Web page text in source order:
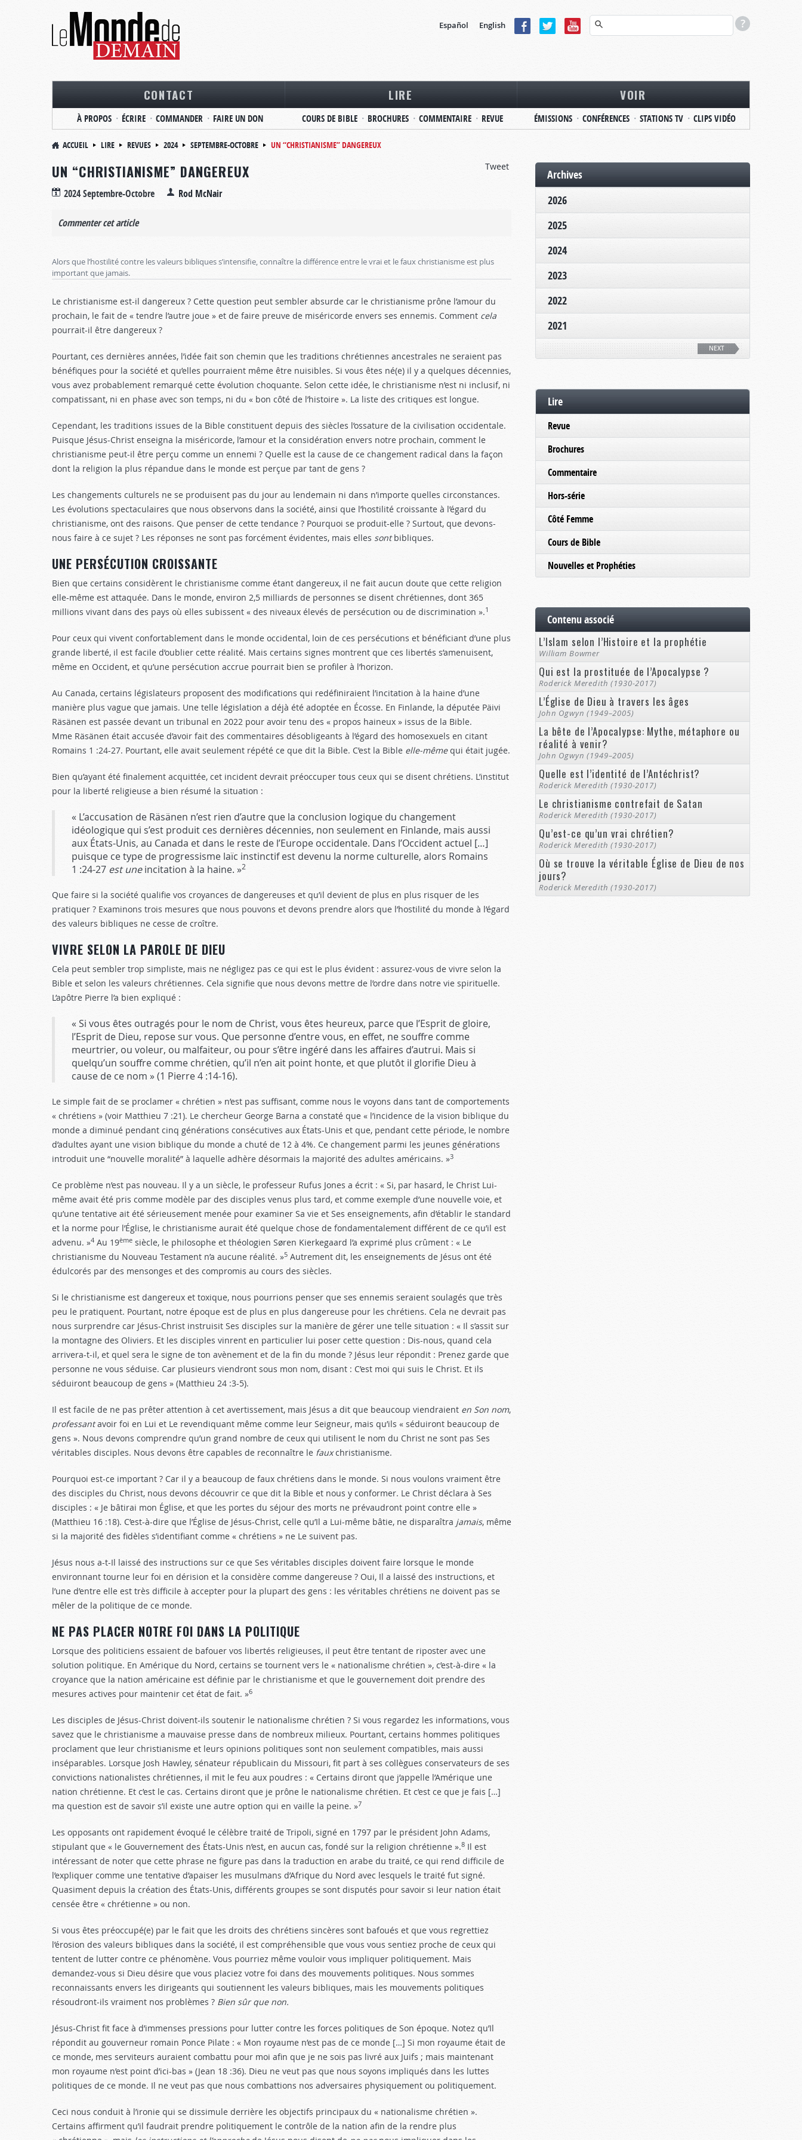
Español English
CONTACT
À PROPOS ÉCRIRE COMMANDER FAIRE UN DON
LIRE
COURS DE BIBLE BROCHURES COMMENTAIRE REVUE
VOIR
ÉMISSIONS CONFÉRENCES STATIONS TV CLIPS VIDÉO
ACCUEIL LIRE REVUES 2024 SEPTEMBRE-OCTOBRE
UN “CHRISTIANISME” DANGEREUX
Tweet
UN “CHRISTIANISME” DANGEREUX
2024 Septembre-Octobre Rod McNair
Commenter cet article
Alors que l’hostilité contre les valeurs bibliques s’intensifie, connaître la différence entre le vrai et le faux christianisme est plus
important que jamais.
Le christianisme est-il dangereux ? Cette question peut sembler absurde car le christianisme prône l’amour du
prochain, le fait de « tendre l’autre joue » et de faire preuve de miséricorde envers ses ennemis. Comment cela
pourrait-il être dangereux ?
Pourtant, ces dernières années, l’idée fait son chemin que les traditions chrétiennes ancestrales ne seraient pas
bénéfiques pour la société et qu’elles pourraient même être nuisibles. Si vous êtes né(e) il y a quelques décennies,
vous avez probablement remarqué cette évolution choquante. Selon cette idée, le christianisme n’est ni inclusif, ni
compatissant, ni en phase avec son temps, ni du « bon côté de l’histoire ». La liste des critiques est longue.
Cependant, les traditions issues de la Bible constituent depuis des siècles l’ossature de la civilisation occidentale.
Puisque Jésus-Christ enseigna la miséricorde, l’amour et la considération envers notre prochain, comment le
christianisme peut-il être perçu comme un ennemi ? Quelle est la cause de ce changement radical dans la façon
dont la religion la plus répandue dans le monde est perçue par tant de gens ?
Les changements culturels ne se produisent pas du jour au lendemain ni dans n’importe quelles circonstances.
Les évolutions spectaculaires que nous observons dans la société, ainsi que l’hostilité croissante à l’égard du
christianisme, ont des raisons. Que penser de cette tendance ? Pourquoi se produit-elle ? Surtout, que devons-
nous faire à ce sujet ? Les réponses ne sont pas forcément évidentes, mais elles sontbibliques.
UNE PERSÉCUTION CROISSANTE
Bien que certains considèrent le christianisme comme étant dangereux, il ne fait aucun doute que cette religion
elle-même est attaquée. Dans le monde, environ 2,5 milliards de personnes se disent chrétiennes, dont 365
millions vivant dans des pays où elles subissent « des niveaux élevés de persécution ou de discrimination ».1
Pour ceux qui vivent confortablement dans le monde occidental, loin de ces persécutions et bénéficiant d’une plus
grande liberté, il est facile d’oublier cette réalité. Mais certains signes montrent que ces libertés s’amenuisent,
même en Occident, et qu’une persécution accrue pourrait bien se profiler à l’horizon.
Au Canada, certains législateurs proposent des modifications qui redéfiniraient l’incitation à la haine d’une
manière plus vague que jamais. Une telle législation a déjà été adoptée en Écosse. En Finlande, la députée Päivi
Räsänen est passée devant un tribunal en 2022 pour avoir tenu des « propos haineux » issus de la Bible.
Mme Räsänen était accusée d’avoir fait des commentaires désobligeants à l’égard des homosexuels en citant
Romains 1 :24-27. Pourtant, elle avait seulement répété ce que dit la Bible. C’est la Bible elle-mêmequi était jugée.
Bien qu’ayant été finalement acquittée, cet incident devrait préoccuper tous ceux qui se disent chrétiens. L’institut
pour la liberté religieuse a bien résumé la situation :
« L’accusation de Räsänen n’est rien d’autre que la conclusion logique du changement
idéologique qui s’est produit ces dernières décennies, non seulement en Finlande, mais aussi
aux États-Unis, au Canada et dans le reste de l’Europe occidentale. Dans l’Occident actuel […]
puisque ce type de progressisme laïc instinctif est devenu la norme culturelle, alors Romains
1 :24-27 est uneincitation à la haine. »2
Que faire si la société qualifie vos croyances de dangereuses et qu’il devient de plus en plus risquer de les
pratiquer ? Examinons trois mesures que nous pouvons et devons prendre alors que l’hostilité du monde à l’égard
des valeurs bibliques ne cesse de croître.
VIVRE SELON LA PAROLE DE DIEU
Cela peut sembler trop simpliste, mais ne négligez pas ce qui est le plus évident : assurez-vous de vivre selon la
Bible et selon les valeurs chrétiennes. Cela signifie que nous devons mettre de l’ordre dans notre vie spirituelle.
L’apôtre Pierre l’a bien expliqué :
« Si vous êtes outragés pour le nom de Christ, vous êtes heureux, parce que l’Esprit de gloire,
l’Esprit de Dieu, repose sur vous. Que personne d’entre vous, en effet, ne souffre comme
meurtrier, ou voleur, ou malfaiteur, ou pour s’être ingéré dans les affaires d’autrui. Mais si
quelqu’un souffre comme chrétien, qu’il n’en ait point honte, et que plutôt il glorifie Dieu à
cause de ce nom » (1 Pierre 4 :14-16).
Le simple fait de se proclamer « chrétien » n’est pas suffisant, comme nous le voyons dans tant de comportements
« chrétiens » (voir Matthieu 7 :21). Le chercheur George Barna a constaté que « l’incidence de la vision biblique du
monde a diminué pendant cinq générations consécutives aux États-Unis et que, pendant cette période, le nombre
d’adultes ayant une vision biblique du monde a chuté de 12 à 4%. Ce changement parmi les jeunes générations
introduit une “nouvelle moralité” à laquelle adhère désormais la majorité des adultes américains. »3
Ce problème n’est pas nouveau. Il y a un siècle, le professeur Rufus Jones a écrit : « Si, par hasard, le Christ Lui-
même avait été pris comme modèle par des disciples venus plus tard, et comme exemple d’une nouvelle voie, et
qu’une tentative ait été sérieusement menée pour examiner Sa vie et Ses enseignements, afin d’établir le standard
et la norme pour l’Église, le christianisme aurait été quelque chose de fondamentalement différent de ce qu’il est
advenu. »4 Au 19ème siècle, le philosophe et théologien Søren Kierkegaard l’a exprimé plus crûment : « Le
christianisme du Nouveau Testament n’a aucune réalité. »5 Autrement dit, les enseignements de Jésus ont été
édulcorés par des mensonges et des compromis au cours des siècles.
Si le christianisme est dangereux et toxique, nous pourrions penser que ses ennemis seraient soulagés que très
peu le pratiquent. Pourtant, notre époque est de plus en plus dangereuse pour les chrétiens. Cela ne devrait pas
nous surprendre car Jésus-Christ instruisit Ses disciples sur la manière de gérer une telle situation : « Il s’assit sur
la montagne des Oliviers. Et les disciples vinrent en particulier lui poser cette question : Dis-nous, quand cela
arrivera-t-il, et quel sera le signe de ton avènement et de la fin du monde ? Jésus leur répondit : Prenez garde que
personne ne vous séduise. Car plusieurs viendront sous mon nom, disant : C’est moi qui suis le Christ. Et ils
séduiront beaucoup de gens » (Matthieu 24 :3-5).
Il est facile de ne pas prêter attention à cet avertissement, mais Jésus a dit que beaucoup viendraient en Son nom,
professantavoir foi en Lui et Le revendiquant même comme leur Seigneur, mais qu’ils « séduiront beaucoup de
gens ». Nous devons comprendre qu’un grand nombre de ceux qui utilisent le nom du Christ ne sont pas Ses
véritables disciples. Nous devons être capables de reconnaître le fauxchristianisme.
Pourquoi est-ce important ? Car il y a beaucoup de faux chrétiens dans le monde. Si nous voulons vraiment être
des disciples du Christ, nous devons découvrir ce que dit la Bible et nous y conformer. Le Christ déclara à Ses
disciples : « Je bâtirai mon Église, et que les portes du séjour des morts ne prévaudront point contre elle »
(Matthieu 16 :18). C’est-à-dire que l’Église de Jésus-Christ, celle qu’Il a Lui-même bâtie, ne disparaîtra jamais, même
si la majorité des fidèles s’identifiant comme « chrétiens » ne Le suivent pas.
Jésus nous a-t-Il laissé des instructions sur ce que Ses véritables disciples doivent faire lorsque le monde
environnant tourne leur foi en dérision et la considère comme dangereuse ? Oui, Il a laissé des instructions, et
l’une d’entre elle est très difficile à accepter pour la plupart des gens : les véritables chrétiens ne doivent pas se
mêler de la politique de ce monde.
NE PAS PLACER NOTRE FOI DANS LA POLITIQUE
Lorsque des politiciens essaient de bafouer vos libertés religieuses, il peut être tentant de riposter avec une
solution politique. En Amérique du Nord, certains se tournent vers le « nationalisme chrétien », c’est-à-dire « la
croyance que la nation américaine est définie par le christianisme et que le gouvernement doit prendre des
mesures actives pour maintenir cet état de fait. »6
Les disciples de Jésus-Christ doivent-ils soutenir le nationalisme chrétien ? Si vous regardez les informations, vous
savez que le christianisme a mauvaise presse dans de nombreux milieux. Pourtant, certains hommes politiques
proclament que leur christianisme et leurs opinions politiques sont non seulement compatibles, mais aussi
inséparables. Lorsque Josh Hawley, sénateur républicain du Missouri, fit part à ses collègues conservateurs de ses
convictions nationalistes chrétiennes, il mit le feu aux poudres : « Certains diront que j’appelle l’Amérique une
nation chrétienne. Et c’est le cas. Certains diront que je prône le nationalisme chrétien. Et c’est ce que je fais […]
ma question est de savoir s’il existe une autre option qui en vaille la peine. »7
Les opposants ont rapidement évoqué le célèbre traité de Tripoli, signé en 1797 par le président John Adams,
stipulant que « le Gouvernement des États-Unis n’est, en aucun cas, fondé sur la religion chrétienne ».8 Il est
intéressant de noter que cette phrase ne figure pas dans la traduction en arabe du traité, ce qui rend difficile de
l’expliquer comme une tentative d’apaiser les musulmans d’Afrique du Nord avec lesquels le traité fut signé.
Quasiment depuis la création des États-Unis, différents groupes se sont disputés pour savoir si leur nation était
censée être « chrétienne » ou non.
Si vous êtes préoccupé(e) par le fait que les droits des chrétiens sincères sont bafoués et que vous regrettiez
l’érosion des valeurs bibliques dans la société, il est compréhensible que vous vous sentiez proche de ceux qui
tentent de lutter contre ce phénomène. Vous pourriez même vouloir vous impliquer politiquement. Mais
demandez-vous si Dieu désire que vous placiez votre foi dans des mouvements politiques. Nous sommes
reconnaissants envers les dirigeants qui soutiennent les valeurs bibliques, mais les mouvements politiques
résoudront-ils vraiment nos problèmes ? Bien sûr que non.
Jésus-Christ fit face à d’immenses pressions pour lutter contre les forces politiques de Son époque. Notez qu’Il
répondit au gouverneur romain Ponce Pilate : « Mon royaume n’est pas de ce monde […] Si mon royaume était de
ce monde, mes serviteurs auraient combattu pour moi afin que je ne sois pas livré aux Juifs ; mais maintenant
mon royaume n’est point d’ici-bas » (Jean 18 :36). Dieu ne veut pas que nous soyons impliqués dans les luttes
politiques de ce monde. Il ne veut pas que nous combattions nos adversaires physiquement ou politiquement.
Ceci nous conduit à l’ironie qui se dissimule derrière les objectifs principaux du « nationalisme chrétien ».
Certains affirment qu’il faudrait prendre politiquement le contrôle de la nation afin de la rendre plus
Archives
2026
2025
2024
2023
2022
2021
NEXT
Lire
Revue
Brochures
Commentaire
Hors-série
Côté Femme
Cours de Bible
Nouvelles et Prophéties
Contenu associé
L’Islam selon l’Histoire et la prophétie
William Bowmer
Qui est la prostituée de l’Apocalypse ?
Roderick Meredith (1930-2017)
L’Église de Dieu à travers les âges
John Ogwyn (1949–2005)
La bête de l’Apocalypse: Mythe, métaphore ou
réalité à venir?
John Ogwyn (1949–2005)
Quelle est l’identité de l’Antéchrist?
Roderick Meredith (1930-2017)
Le christianisme contrefait de Satan
Roderick Meredith (1930-2017)
Qu’est-ce qu’un vrai chrétien?
Roderick Meredith (1930-2017)
Où se trouve la véritable Église de Dieu de nos
jours?
Roderick Meredith (1930-2017)